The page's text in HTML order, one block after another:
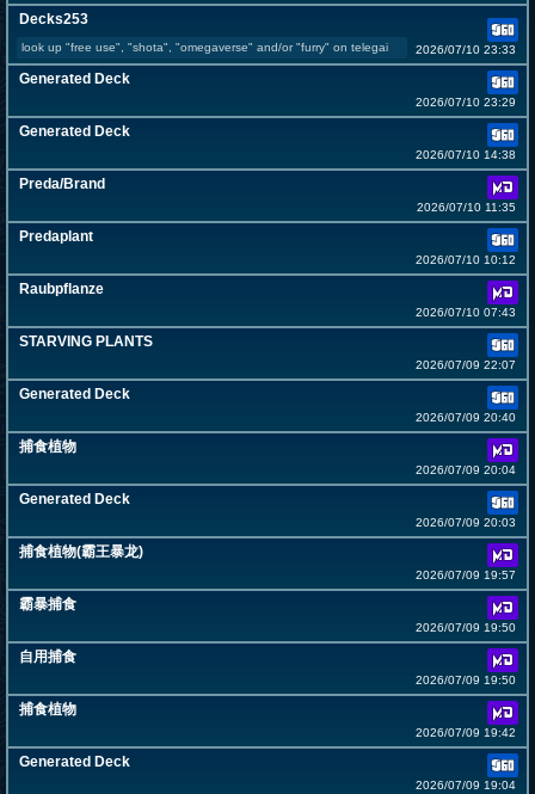
Decks253
look up "free use", "shota", "omegaverse" and/or "furry" on telegai 2026/07/10 23:33
Generated Deck
2026/07/10 23:29
Generated Deck
2026/07/10 14:38
Preda/Brand
2026/07/10 11:35
Predaplant
2026/07/10 10:12
Raubpflanze
2026/07/10 07:43
STARVING PLANTS
2026/07/09 22:07
Generated Deck
2026/07/09 20:40
捕食植物
2026/07/09 20:04
Generated Deck
2026/07/09 20:03
捕食植物(霸王暴龙)
2026/07/09 19:57
霸暴捕食
2026/07/09 19:50
自用捕食
2026/07/09 19:50
捕食植物
2026/07/09 19:42
Generated Deck
2026/07/09 19:04